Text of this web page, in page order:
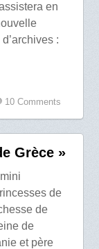
en
:
10 Comments
Grèce »
de
de
de
et père